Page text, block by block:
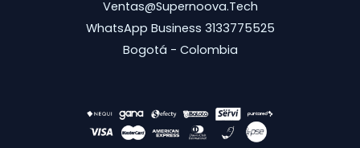
Ventas@supernoova.tech
WhatsApp Business 3133775525
Bogotá - Colombia